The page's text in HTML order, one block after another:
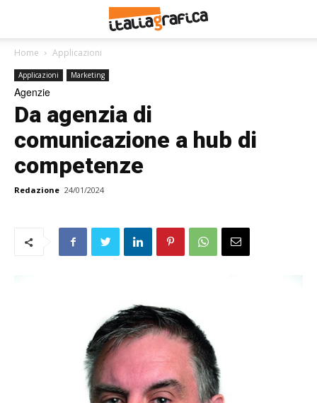
Home Applicazioni
Applicazioni Marketing
Agenzie
Da agenzia di
comunicazione a hub di
competenze
Redazione 24/01/2024